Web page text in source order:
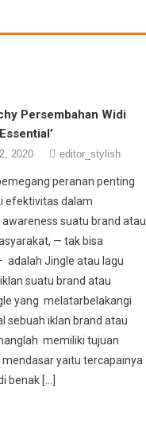
Persembahan Widi
2020 editor_stylish
peranan penting
efektivitas dalam
suatu brand atau
— tak bisa
adalah Jingle atau lagu
suatu brand atau
yang melatarbelakangi
sebuah iklan brand atau
memiliki tujuan
yaitu tercapainya
benak […]